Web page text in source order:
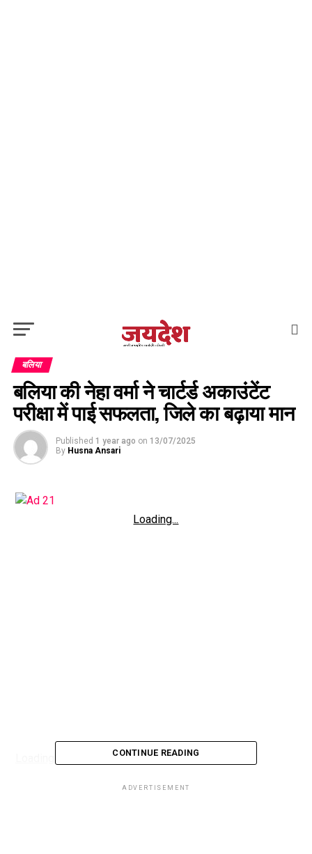
बलिया
बलिया की नेहा वर्मा ने चार्टर्ड अकाउंटेंट
परीक्षा में पाई सफलता, जिले का बढ़ाया मान
Published 1 year ago on 13/07/2025
By Husna Ansari
Loading...
CONTINUE READING
ADVERTISEMENT